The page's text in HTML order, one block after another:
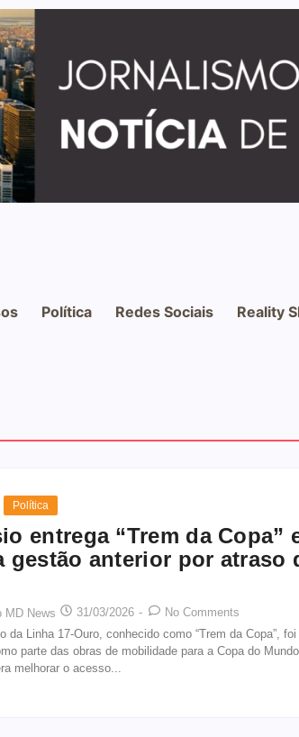
Política Redes Sociais Reality
Política
entrega “Trem da Copa”
gestão anterior por atraso
MD News 31/03/2026 -
No Comments
da Linha 17-Ouro, conhecido como “Trem da Copa”,
parte das obras de mobilidade para a Copa do
melhorar o acesso...